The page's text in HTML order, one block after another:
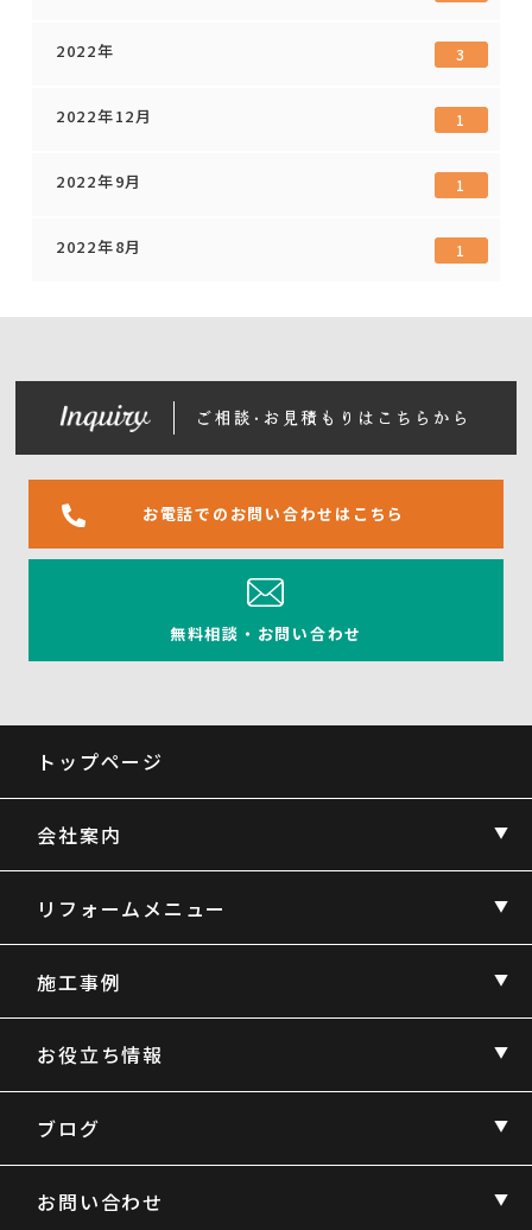
2022年 3
2022年12月 1
2022年9月 1
2022年8月 1
お電話でのお問い合わせはこちら
無料相談・お問い合わせ
トップページ
会社案内
リフォームメニュー
施工事例
お役立ち情報
ブログ
お問い合わせ